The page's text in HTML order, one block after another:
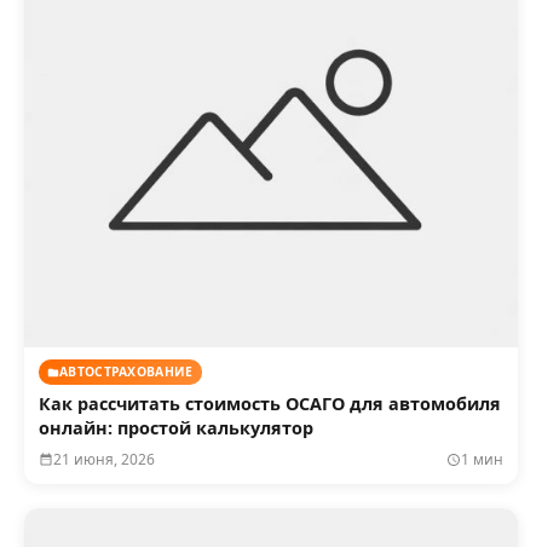
АВТОСТРАХОВАНИЕ
Как рассчитать стоимость ОСАГО для автомобиля
онлайн: простой калькулятор
21 июня, 2026 1 мин